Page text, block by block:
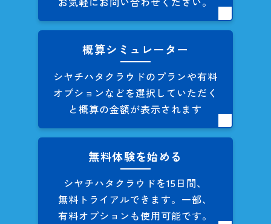
概算シミュレーター
シヤチハタクラウドのプランや有料
オプションなどを選択していただく
と概算の金額が表示されます
無料体験を始める
シヤチハタクラウドを15日間、
無料トライアルできます。 一部、
有料オプションも使用可能です。